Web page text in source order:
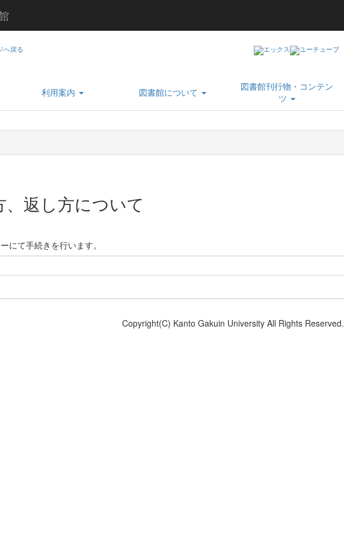
利用案内 図書館について
図書館刊行物・コンテン
ツ
返し方について
にて手続きを行います。
Copyright(C) Kanto Gakuin University All Rights Reserved.